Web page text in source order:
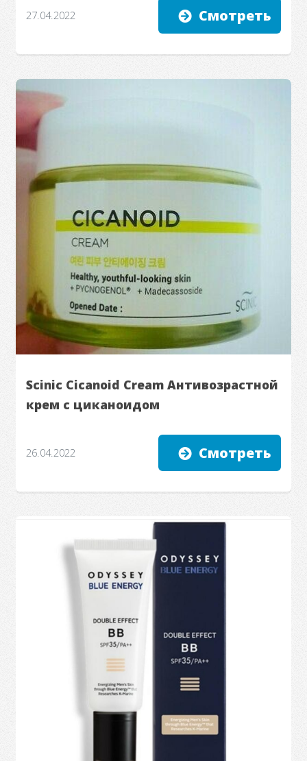
27.04.2022 Смотреть
Scinic Cicanoid Cream Антивозрастной
крем с циканоидом
26.04.2022 Смотреть